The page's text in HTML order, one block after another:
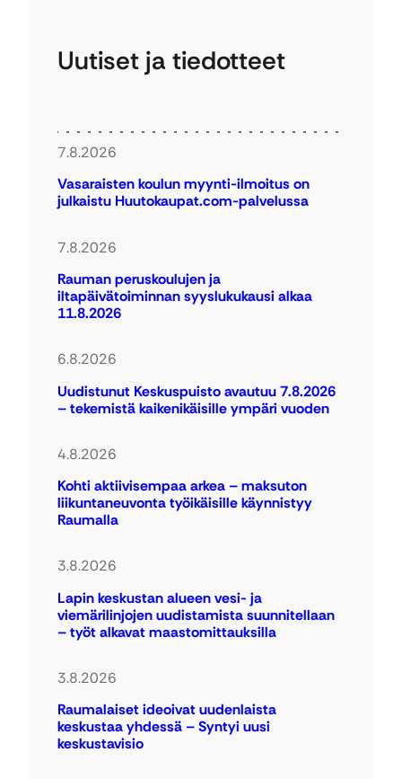
Uutiset ja tiedotteet
7.8.2026
Vasaraisten koulun myynti-ilmoitus on
julkaistu Huutokaupat.com-palvelussa
7.8.2026
Rauman peruskoulujen ja
iltapäivätoiminnan syyslukukausi alkaa
11.8.2026
6.8.2026
Uudistunut Keskuspuisto avautuu 7.8.2026
– tekemistä kaikenikäisille ympäri vuoden
4.8.2026
Kohti aktiivisempaa arkea – maksuton
liikuntaneuvonta työikäisille käynnistyy
Raumalla
3.8.2026
Lapin keskustan alueen vesi- ja
viemärilinjojen uudistamista suunnitellaan
– työt alkavat maastomittauksilla
3.8.2026
Raumalaiset ideoivat uudenlaista
keskustaa yhdessä – Syntyi uusi
keskustavisio